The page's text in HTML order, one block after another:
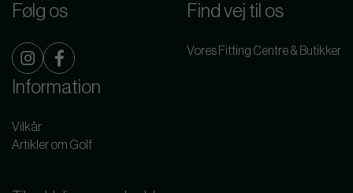
Følg os Find vej til os
Vores Fitting Centre & Butikker
Information
Vilkår
Artikler om Golf